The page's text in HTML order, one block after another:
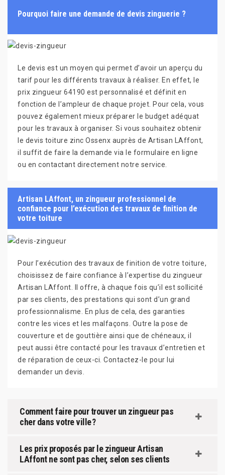
Pourquoi faire une demande de devis zinguerie ?
Le devis est un moyen qui permet d’avoir un aperçu du
tarif pour les différents travaux à réaliser. En effet, le
prix zingueur 64190 est personnalisé et définit en
fonction de l’ampleur de chaque projet. Pour cela, vous
pouvez également mieux préparer le budget adéquat
pour les travaux à organiser. Si vous souhaitez obtenir
le devis toiture zinc Ossenx auprès de Artisan LAffont,
il suffit de faire la demande via le formulaire en ligne
ou en contactant directement notre service.
Artisan LAffont, un zingueur professionnel de
confiance pour l’exécution des travaux de finition de
votre toiture
Pour l’exécution des travaux de finition de votre toiture,
choisissez de faire confiance à l’expertise du zingueur
Artisan LAffont. Il offre, à chaque fois qu’il est sollicité
par ses clients, des prestations qui sont d’un grand
professionnalisme. En plus de cela, des garanties
contre les vices et les malfaçons. Outre la pose de
couverture et de gouttière ainsi que de chéneaux, il
peut aussi être contacté pour les travaux d’entretien et
de réparation de ceux-ci. Contactez-le pour lui
demander un devis.
Comment faire pour trouver un zingueur pas
cher dans votre ville ?
Les prix proposés par le zingueur Artisan
LAffont ne sont pas cher, selon ses clients